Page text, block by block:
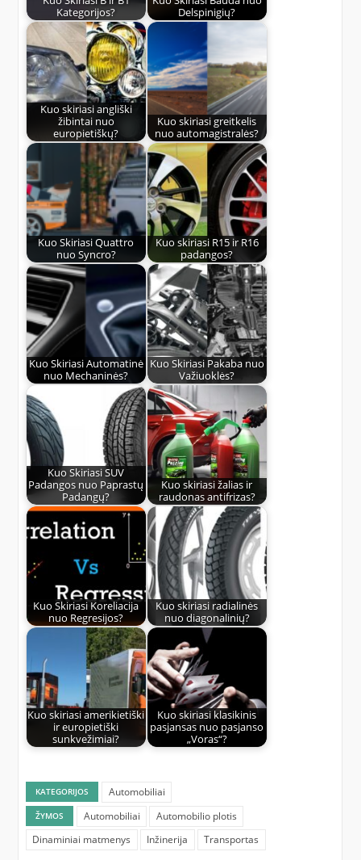
Kategorijos?
Delspinigių?
Kuo skiriasi angliški
žibintai nuo
europietiškų?
Kuo skiriasi greitkelis
nuo automagistralės?
Kuo Skiriasi Quattro
nuo Syncro?
Kuo skiriasi R15 ir R16
padangos?
Kuo Skiriasi Automatinė
nuo Mechaninės?
Kuo Skiriasi Pakaba nuo
Važiuoklės?
Kuo Skiriasi SUV
Padangos nuo Paprastų
Padangų?
Kuo skiriasi žalias ir
raudonas antifrizas?
Kuo Skiriasi Koreliacija
nuo Regresijos?
Kuo skiriasi radialinės
nuo diagonalinių?
Kuo skiriasi amerikietiški
ir europietiški
sunkvežimiai?
Kuo skiriasi klasikinis
pasjansas nuo pasjanso
„Voras“?
KATEGORIJOS Automobiliai
ŽYMOS Automobiliai
Automobilio plotis
Dinaminiai matmenys
Inžinerija Transportas